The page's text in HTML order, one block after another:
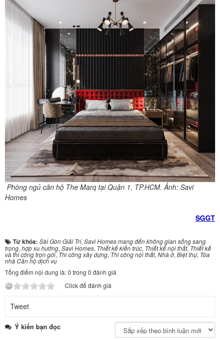
Phòng ngủ căn hộ The Marq tại Quận 1, TP.HCM. Ảnh: Savi
Homes
SGGT
Từ khóa: Sài Gòn Giải Trí, Savi Homes mang đến không gian sống sang
trọng, hợp xu hướng, Savi Homes, Thiết kế kiến trúc, Thiết kế nội thất,Thiết kế
và thi công trọn gói,Thi công xây dựng, Thi công nội thất, Nhà ở, Biệt thự, Tòa
nhà Căn hộ dịch vụ
Tổng điểm nội dung là: 0 trong 0 đánh giá
Click để đánh giá
Tweet
Ý kiến bạn đọc